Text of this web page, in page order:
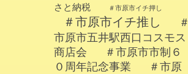
さと納税
＃市原市イチ押し
＃市原市イチ推し
＃
市原市五井駅西口コスモス
商店会
＃市原市市制６
０周年記念事業
＃市原